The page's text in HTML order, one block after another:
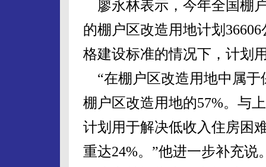
廖永林表示，今年全国棚
的棚户区改造用地计划
格建设标准的情况下，计划
“在棚户区改造用地中属于
棚户区改造用地的57%。与
计划用于解决低收入住房困
重达24%。”他进一步补充说